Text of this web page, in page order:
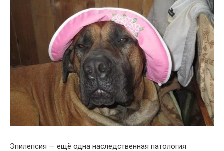
Эпилепсия — ещё одна наследственная патология